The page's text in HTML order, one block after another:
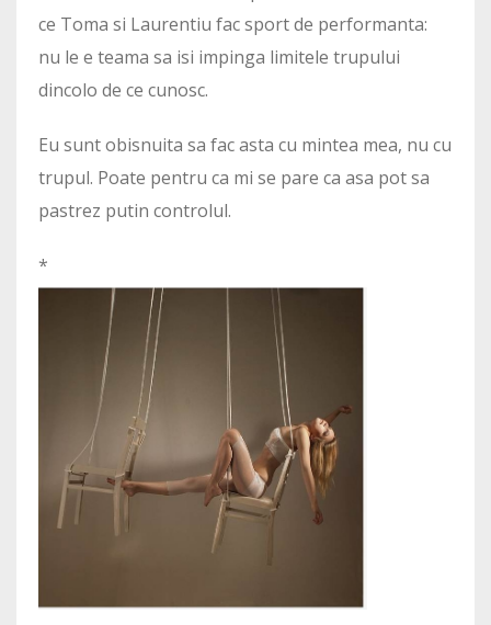
ce Toma si Laurentiu fac sport de performanta:
nu le e teama sa isi impinga limitele trupului
dincolo de ce cunosc.
Eu sunt obisnuita sa fac asta cu mintea mea, nu cu
trupul. Poate pentru ca mi se pare ca asa pot sa
pastrez putin controlul.
*